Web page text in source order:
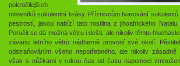
pokročilejších
milovníků sukulentní krásy. Příznivcům tvarování
pestrostí, jakou nabízí tato rostlina z jihoafrického
Poručit se dá možná větru i dešti, ale nikoliv těmto
závanu letního větru nádherně provoní své okolí.
odstraňováním všeho nepotřebného, ale nikoliv
však s nůžkami v rukou čas od času napomoci